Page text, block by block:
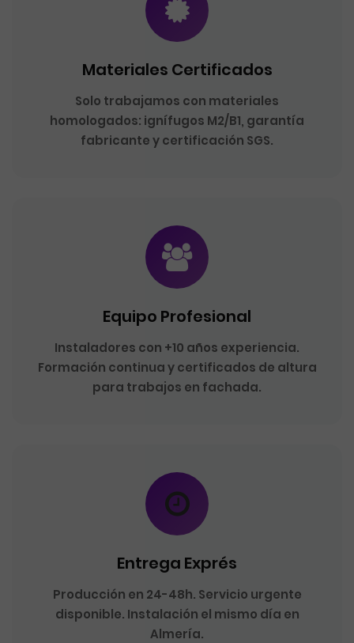
Materiales Certificados
Solo trabajamos con materiales
homologados: ignífugos M2/B1, garantía
fabricante y certificación SGS.
Equipo Profesional
Instaladores con +10 años experiencia.
Formación continua y certificados de altura
para trabajos en fachada.
Entrega Exprés
Producción en 24-48h. Servicio urgente
disponible. Instalación el mismo día en
Almería.